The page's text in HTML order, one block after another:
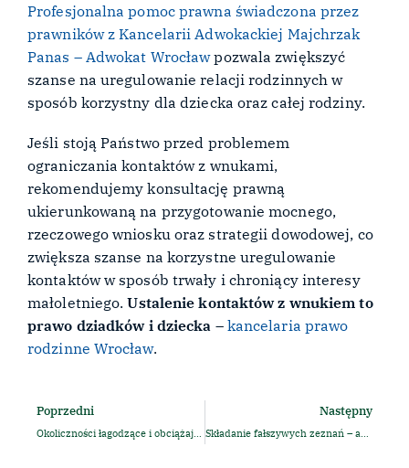
Profesjonalna pomoc prawna świadczona przez
prawników z Kancelarii Adwokackiej Majchrzak
Panas – Adwokat Wrocławpozwala zwiększyć
szanse na uregulowanie relacji rodzinnych w
sposób korzystny dla dziecka oraz całej rodziny.
Jeśli stoją Państwo przed problemem
ograniczania kontaktów z wnukami,
rekomendujemy konsultację prawną
ukierunkowaną na przygotowanie mocnego,
rzeczowego wniosku oraz strategii dowodowej, co
zwiększa szanse na korzystne uregulowanie
kontaktów w sposób trwały i chroniący interesy
małoletniego.Ustalenie kontaktów z wnukiem to
prawo dziadków i dziecka – kancelaria prawo
rodzinne Wrocław.
Poprzedni
Okoliczności łagodzące i obciążające – czyli co wpływa na wysokość kary?
Następny
Składanie fałszywych zeznań – art. 233 k.k. | praktyczny poradnik świadka i stron postępowania